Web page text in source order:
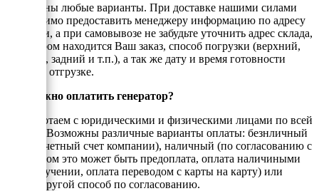
Возможны любые варианты. При доставке нашими силами
необходимо предоставить менеджеру информацию по адресу
доставки, а при самовывозе не забудьте уточнить адрес склада,
на котором находится Ваш заказ, способ погрузки (верхний,
боковой, задний и т.п.), а так же дату и время готовности
товара к отгрузке.
Как можно оплатить генератор?
Мы работаем с юридическими и физическими лицами по всей
России. Возможны различные варианты оплаты: безнличный
(на рассчетный счет компании), наличный (по согласованию с
енеджером это может быть предоплата, оплата наличиными
при получении, оплата переводом с карты на карту) или
любой другой способ по согласованию.